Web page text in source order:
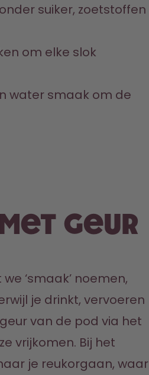
suiker, zoetstoffen
om elke slok
water smaak om de
geur
‘smaak’ noemen,
je drinkt, vervoeren
van de pod via het
vrijkomen. Bij het
je reukorgaan, waar